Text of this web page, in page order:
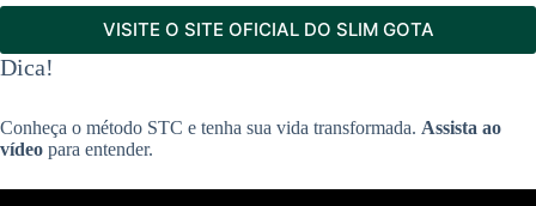
VISITE O SITE OFICIAL DO SLIM GOTA
Dica!
Conheça o método STC e tenha sua vida transformada. Assista ao
vídeo para entender.